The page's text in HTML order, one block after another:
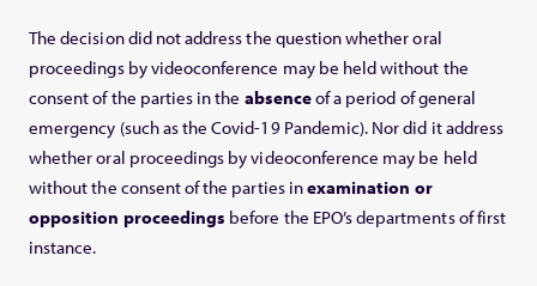
The decision did not address the question whether oral
proceedings by videoconference may be held without the
consent of the parties in the absenceof a period of general
emergency (such as the Covid-19 Pandemic). Nor did it address
whether oral proceedings by videoconference may be held
without the consent of the parties inexamination or
opposition proceedings before the EPO’s departments of first
instance.